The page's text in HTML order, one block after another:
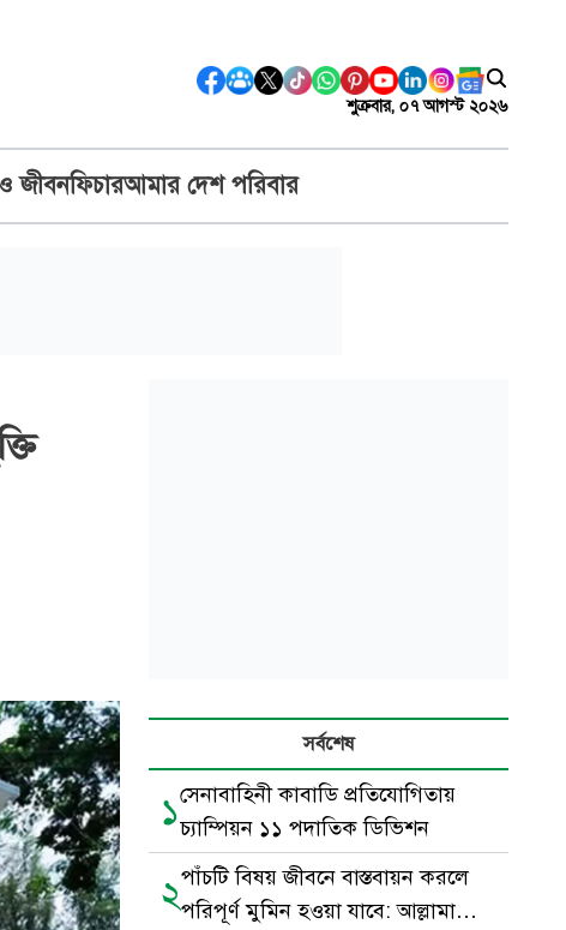
শুক্রবার, ০৭ আগস্ট ২০২৬
জীবনফিচারআমার দেশ পরিবার
সর্বশেষ
১সেনাবাহিনী কাবাডি প্রতিযোগিতায়
চ্যাম্পিয়ন ১১ পদাতিক ডিভিশন
২পাঁচটি বিষয় জীবনে বাস্তবায়ন করলে
পরিপূর্ণ মুমিন হওয়া যাবে: আল্লামা